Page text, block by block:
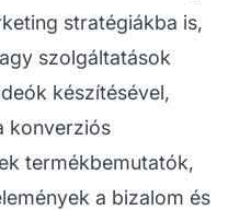
stratégiákba is,
szolgáltatások
készítésével,
konverziós
termékbemutatók,
a bizalom és